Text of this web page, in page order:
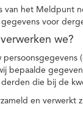
van het Meldpunt
voor
we?
bepaalde
die bij de
en verwerkt